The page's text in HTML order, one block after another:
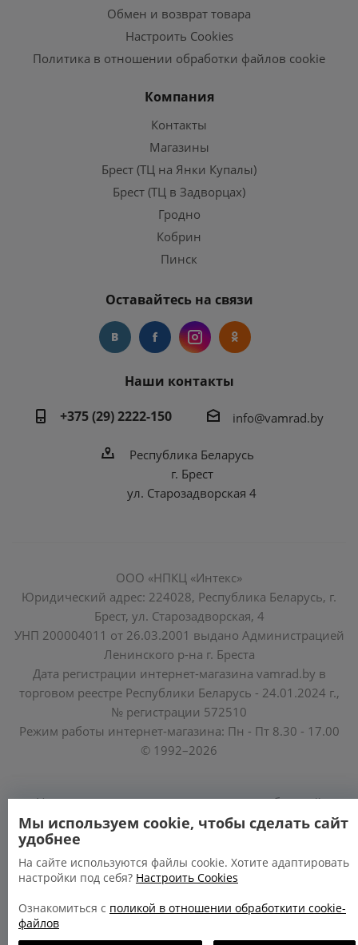
Обмен и возврат товара
Настроить Cookies
Политика в отношении обработки файлов cookie
Компания
Контакты
Магазины
Брест (ТЦ на Янки Купалы)
Брест (ТЦ в Задворцах)
Гродно
Кобрин
Пинск
Оставайтесь на связи
Наши контакты
+375 (29) 2222-150
info@vamrad.by
Республика Беларусь
г. Брест
ул. Старозадворская 4
ООО «НПКЦ «Интекс»
Юридический адрес: 224028, Республика Беларусь, г.
Брест, ул. Старозадворская, 4
УНП 200004011 от 26.03.2001 выдано Администрацией
Ленинского р-на г. Бреста
Дата регистрации интернет-магазина vamrad.by в
торговом реестре Республики Беларусь - 24.01.2024 г.,
№ регистрации 572510
Режим работы интернет-магазина: Пн - Пт 8.30 - 17.00
© 1992–2026
Уполномоченные по защите прав потребителей
облисполкомов, Минского горисполкома:
https://www.mart.gov.by/activity/zashchita-prav-
potrebiteley/
БРЕСТСКАЯ ОБЛАСТЬ тел. (80162) 26 97 69;
Мы используем cookie, чтобы сделать сайт
удобнее
На сайте используются файлы cookie. Хотите адаптировать
настройки под себя? Настроить Cookies
Ознакомиться с поликой в отношении обработкити cookie-
файлов